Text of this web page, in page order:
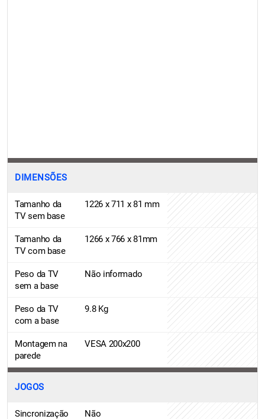
DIMENSÕES
Tamanho da
TV sem base
1226 x 711 x 81 mm
Tamanho da
TV com base
1266 x 766 x 81mm
Peso da TV
sem a base
Não informado
Peso da TV
com a base
9.8 Kg
Montagem na
parede
VESA 200x200
JOGOS
Sincronização
Não